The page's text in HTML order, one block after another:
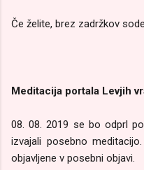
Če želite, brez zadržkov
Meditacija portala Levjih
08. 08. 2019 se bo odprl
izvajali posebno
objavljene v posebni objavi.